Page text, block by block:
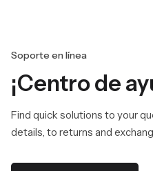
Soporte en línea
¡Centro de
Find quick solutions to your
details, to returns and